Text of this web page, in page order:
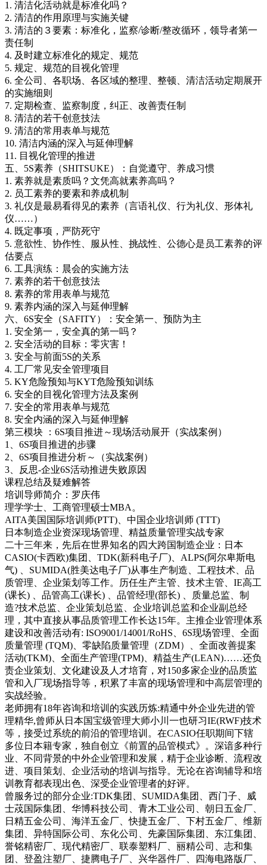
1. 清洁化活动就是标准化吗？
2. 清洁的作用原理与实施关键
3. 清洁的３要素：标准化，监察/诊断/整改循环，领导者第一
责任制
4. 及时建立标准化的规定、规范
5. 规定、规范的目视化管理
6. 全公司、各职场、各区域的整理、整顿、清洁活动定期展开
的实施细则
7. 定期检查、监察制度，纠正、改善责任制
8. 清洁的若干创意技法
9. 清洁的常用表单与规范
10. 清洁内涵的深入与延伸理解
11. 目视化管理的推进
五、5S素养（SHITSUKE）：自觉遵守、养成习惯
1. 素养就是素质吗？文凭高就素养高吗？
2. 员工素养的要素和养成机制
3. 礼仪是最易看得见的素养（言语礼仪、行为礼仪、形体礼
仪……）
4. 既定事项，严防死守
5. 意欲性、协作性、服从性、挑战性、公德心是员工素养的评
估要点
6. 工具演练：晨会的实施方法
7. 素养的若干创意技法
8. 素养的常用表单与规范
9. 素养内涵的深入与延伸理解
六、6S安全（SAFITY）：安全第一、预防为主
1. 安全第一，安全真的第一吗？
2. 安全活动的目标：零灾害！
3. 安全与前面5S的关系
4. 工厂常见安全管理项目
5. KY危险预知与KYT危险预知训练
6. 安全的目视化管理方法及案例
7. 安全的常用表单与规范
8. 安全内涵的深入与延伸理解
第三模块 ：6S项目推进～现场活动展开（实战案例）
1、6S项目推进的步骤
2、6S项目推进分析～（实战案例）
3、反思-企业6S活动推进失败原因
课程总结及疑难解答
培训导师简介：罗庆伟
理学学士、工商管理硕士MBA。
AITA美国国际培训师(PTT)、中国企业培训师 (TTT)
日本制造企业资深现场管理、精益质量管理实战专家
二十三年来，先后在世界知名的四大跨国制造企业：日本
CASIO(卡西欧)集团、TDK(新科电子厂)、ALPS(阿尔卑斯电
气) 、SUMIDA(胜美达电子厂)从事生产制造、工程技术、品
质管理、企业策划等工作。历任生产主管、技术主管、IE高工
(课长) 、品管高工(课长) 、品管经理(部长) 、质量总监、制
造?技术总监、企业策划总监、企业培训总监和企业副总经
理，其中直接从事品质管理工作长达15年。主推企业管理体系
建设和改善活动有: ISO9001/14001/RoHS、6S现场管理、全面
质量管理 (TQM)、零缺陷质量管理（ZDM）、全面改善提案
活动(TKM)、全面生产管理(TPM)、精益生产(LEAN)……还负
责企业策划、文化建设及人才培育，对150多家企业的品质监
管和入厂现场指导等，积累了丰富的现场管理和中高层管理的
实战经验。
老师拥有18年咨询和培训的实践历炼:精通中外企业先进的管
理精华,曾师从日本国宝级管理大师小川一也研习IE(RWF)技术
等，接受过系统的前沿的管理培训。在CASIO任职期间下辖
多位日本籍专家，独自创立《前置的品管模式》。深谙多种行
业、不同背景的中外企业管理和发展，精于企业诊断、流程改
进、项目策划、企业活动的培训与指导。无论在咨询辅导和培
训教育都表现出色、深受企业管理者的好评。
曾服务过的部分企业:TDK集团、SUMIDA集团、西门子、威
士荗国际集团、华博科技公司、青木工业公司、朝日五金厂、
日精五金公司、海洋五金厂、快捷五金厂、下村五金厂、维新
集团、异特国际公司、东化公司、先豪国际集团、东江集团、
誉铭精密厂、现代精密厂、联泰塑料厂、丽精公司、志和集
团、登盈注塑厂、捷腾电子厂、兴华器件厂、四海电路版厂、